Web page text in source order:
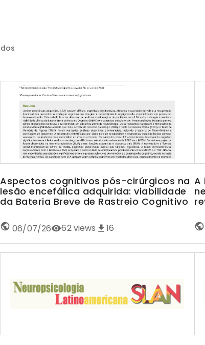
Aspectos cognitivos pós-cirúrgicos na
lesão encefálica adquirida: viabilidade
da Bateria Breve de Rastreio Cognitivo
06/07/26 62views 16
A